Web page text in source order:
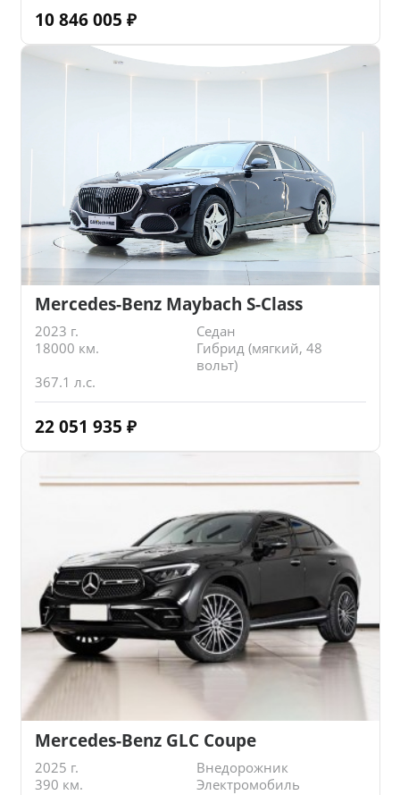
10 846 005 ₽
Mercedes-Benz Maybach S-Class
2023 г.
Седан
18000 км.
Гибрид (мягкий, 48
вольт)
367.1 л.с.
22 051 935 ₽
Mercedes-Benz GLC Coupe
2025 г.
Внедорожник
390 км.
Электромобиль